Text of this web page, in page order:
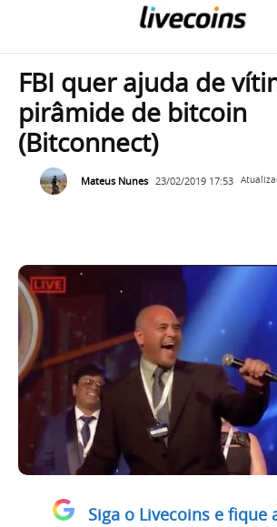
FBI quer ajuda de
pirâmide de bitcoin
(Bitconnect)
Mateus Nunes 23/02/2019 17:53
Siga o Livecoins e fique